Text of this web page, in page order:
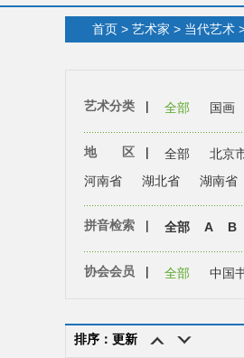
首页 > 艺术家 > 当代艺术
艺术分类 | 全部 国画
地 区 | 全部 北京
河南省
湖北省 湖南省
拼音检索 | 全部 A B
协会会员 | 全部 中国
排序：更新